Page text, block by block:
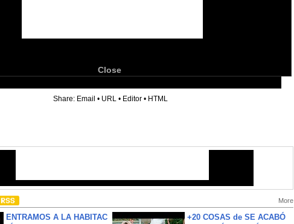
Close
Share: Email • URL • Editor • HTML
More
ENTRAMOS A LA HABITAC
+20 COSAS de SE ACABÓ